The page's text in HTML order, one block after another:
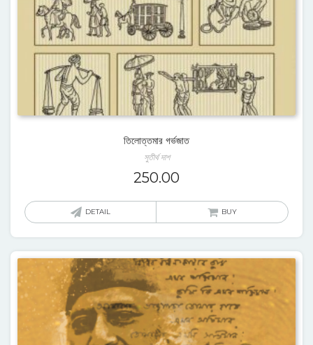
তিলোত্তমার গর্ভজাত
সুতীর্থ দাশ
250.00
DETAIL BUY